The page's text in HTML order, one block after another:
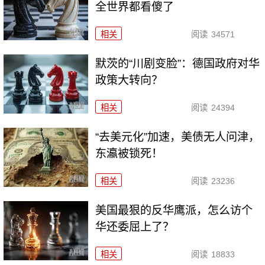
全世界都看傻了
相关 阅读 34571
默茨的“川剧变脸”：德国政府对华
政策大转向？
相关 阅读 24394
“去美元化”加速，美债无人问津，
东瀛被锁死！
相关 阅读 23236
美国最狠的反华鹰派，怎么访个
华还委屈上了？
相关 阅读 18833